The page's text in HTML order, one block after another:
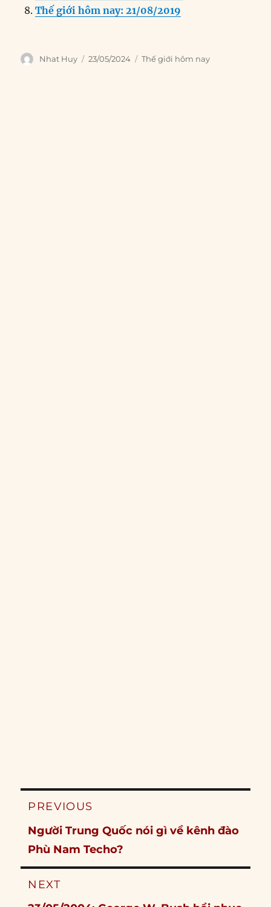
Thế giới hôm nay: 21/08/2019
Author
Nhat Huy
Posted
23/05/2024 Categories
Thế giới hôm nay
Post
PREVIOUS
Previous
post:
Người Trung Quốc nói gì về kênh đào
Phù Nam Techo?
NEXT